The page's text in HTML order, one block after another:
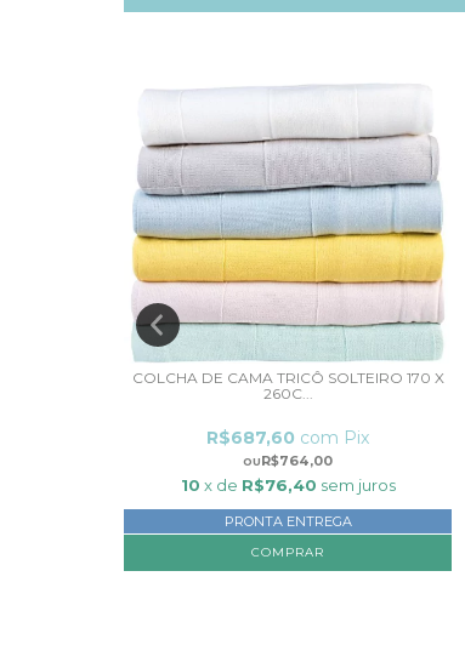
COLCHA DE CAMA TRICÔ SOLTEIRO 170 X
260C...
R$764,00
R$687,60 com Pix
10 x de R$76,40 sem juros
PRONTA ENTREGA
COMPRAR